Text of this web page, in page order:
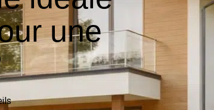
une